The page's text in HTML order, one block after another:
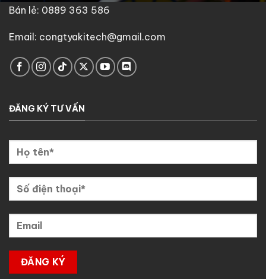
Bán lẻ: 0889 363 586
Email: congtyakitech@gmail.com
ĐĂNG KÝ TƯ VẤN